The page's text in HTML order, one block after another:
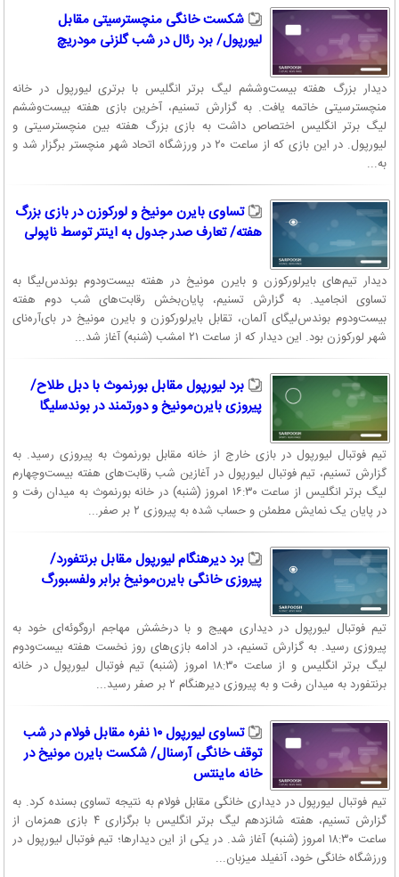
شکست خانگی منچسترسیتی مقابل
لیورپول/ برد رئال در شب گلزنی مودریچ
دیدار بزرگ هفته بیست‌وششم لیگ برتر انگلیس با برتری لیورپول در خانه
منچسترسیتی خاتمه یافت. به گزارش تسنیم، آخرین بازی هفته بیست‌وششم
لیگ برتر انگلیس اختصاص داشت به بازی بزرگ هفته بین منچسترسیتی و
لیورپول. در این بازی که از ساعت ۲۰ در ورزشگاه اتحاد شهر منچستر برگزار شد و
به...
تساوی بایرن مونیخ و لورکوزن در بازی بزرگ
هفته/ تعارف صدر جدول به اینتر توسط ناپولی
دیدار تیم‌های بایرلورکوزن و بایرن مونیخ در هفته بیست‌ودوم بوندس‌لیگا به
تساوی انجامید. به گزارش تسنیم، پایان‌بخش رقابت‌های شب دوم هفته
بیست‌ودوم بوندس‌لیگای آلمان، تقابل بایرلورکوزن و بایرن مونیخ در بای‌آره‌نای
شهر لورکوزن بود. این دیدار که از ساعت ۲۱ امشب (شنبه) آغاز شد...
برد لیورپول مقابل بورنموث با دبل طلاح/
پیروزی بایرن‌مونیخ و دورتمند در بوندسلیگا
تیم فوتبال لیورپول در بازی خارج از خانه مقابل بورنموث به پیروزی رسید. به
گزارش تسنیم، تیم فوتبال لیورپول در آغازین شب رقابت‌های هفته بیست‌وچهارم
لیگ برتر انگلیس از ساعت ۱۶:۳۰ امروز (شنبه) در خانه بورنموث به میدان رفت و
در پایان یک نمایش مطمئن و حساب شده به پیروزی ۲ بر صفر...
برد دیرهنگام لیورپول مقابل برنتفورد/
پیروزی خانگی بایرن‌مونیخ برابر ولفسبورگ
تیم فوتبال لیورپول در دیداری مهیج و با درخشش مهاجم اروگوئه‌ای خود به
پیروزی رسید. به گزارش تسنیم، در ادامه بازی‌های روز نخست هفته بیست‌ودوم
لیگ برتر انگلیس و از ساعت ۱۸:۳۰ امروز (شنبه) تیم فوتبال لیورپول در خانه
برنتفورد به میدان رفت و به پیروزی دیرهنگام ۲ بر صفر رسید...
تساوی لیورپول ۱۰ نفره مقابل فولام در شب
توقف خانگی آرسنال/ شکست بایرن مونیخ در
خانه ماینتس
تیم فوتبال لیورپول در دیداری خانگی مقابل فولام به نتیجه تساوی بسنده کرد. به
گزارش تسنیم، هفته شانزدهم لیگ برتر انگلیس با برگزاری ۴ بازی همزمان از
ساعت ۱۸:۳۰ امروز (شنبه) آغاز شد. در یکی از این دیدارها؛ تیم فوتبال لیورپول در
ورزشگاه خانگی خود، آنفیلد میزبان...